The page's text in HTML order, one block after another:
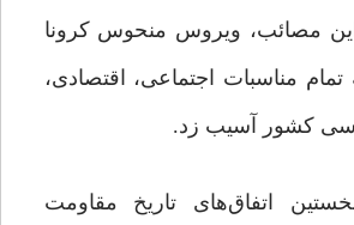
این مصائب، ویروس منحوس کرونا
مناسبات اجتماعی، اقتصادی،
کشور آسیب زد.
اتفاق‌های تاریخ مقاومت